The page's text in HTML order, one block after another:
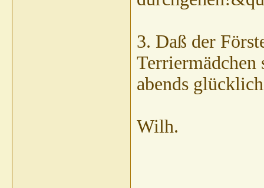
3. Daß der
Terriermädchen
abends
Wilh.